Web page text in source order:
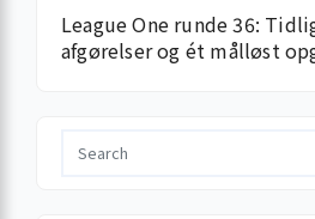
League One runde 36:
afgørelser og ét målløst